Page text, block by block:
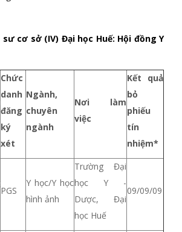
sư cơ sở (IV) Đại học Huế: Hội đồng Y
Chức
danh
đăng
ký
xét
Ngành,
chuyên
ngành
Nơi làm
việc
Kết quả
bỏ
phiếu
tín
nhiệm*
PGS
Y học/Y học
hình ảnh
Trường Đại
học Y -
Dược, Đại
học Huế
09/09/09